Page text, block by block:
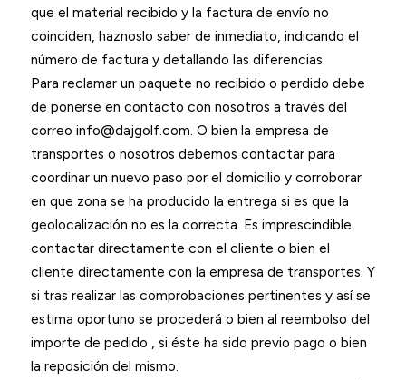
que el material recibido y la factura de envío no
coinciden, haznoslo saber de inmediato, indicando el
número de factura y detallando las diferencias.
Para reclamar un paquete no recibido o perdido debe
de ponerse en contacto con nosotros a través del
correo info@dajgolf.com. O bien la empresa de
transportes o nosotros debemos contactar para
coordinar un nuevo paso por el domicilio y corroborar
en que zona se ha producido la entrega si es que la
geolocalización no es la correcta. Es imprescindible
contactar directamente con el cliente o bien el
cliente directamente con la empresa de transportes. Y
si tras realizar las comprobaciones pertinentes y así se
estima oportuno se procederá o bien al reembolso del
importe de pedido , si éste ha sido previo pago o bien
la reposición del mismo.